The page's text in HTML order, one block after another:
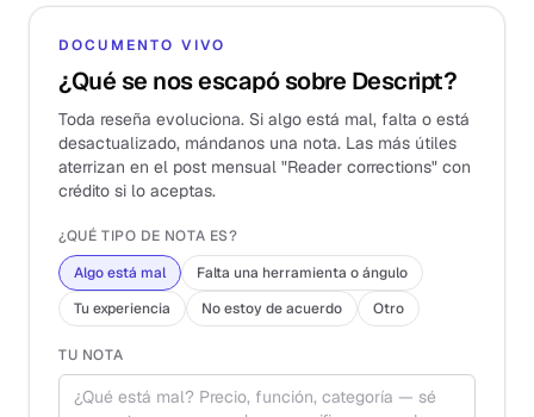
DOCUMENTO VIVO
¿Qué se nos escapó sobre Descript?
Toda reseña evoluciona. Si algo está mal, falta o está
desactualizado, mándanos una nota. Las más útiles
aterrizan en el post mensual "Reader corrections" con
crédito si lo aceptas.
¿QUÉ TIPO DE NOTA ES?
Algo está mal
Falta una herramienta o ángulo
Tu experiencia
No estoy de acuerdo Otro
TU NOTA